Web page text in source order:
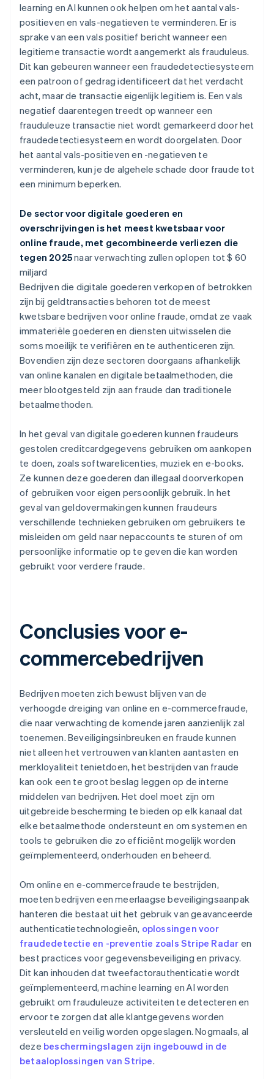
learning en AI kunnen ook helpen om het aantal vals-
positieven en vals-negatieven te verminderen. Er is
sprake van een vals positief bericht wanneer een
legitieme transactie wordt aangemerkt als frauduleus.
Dit kan gebeuren wanneer een fraudedetectiesysteem
een patroon of gedrag identificeert dat het verdacht
acht, maar de transactie eigenlijk legitiem is. Een vals
negatief daarentegen treedt op wanneer een
frauduleuze transactie niet wordt gemarkeerd door het
fraudedetectiesysteem en wordt doorgelaten. Door
het aantal vals-positieven en -negatieven te
verminderen, kun je de algehele schade door fraude tot
een minimum beperken.
De sector voor digitale goederen en
overschrijvingen is het meest kwetsbaar voor
online fraude, met gecombineerde verliezen die
tegen 2025naar verwachting zullen oplopen tot $ 60
miljard
Bedrijven die digitale goederen verkopen of betrokken
zijn bij geldtransacties behoren tot de meest
kwetsbare bedrijven voor online fraude, omdat ze vaak
immateriële goederen en diensten uitwisselen die
soms moeilijk te verifiëren en te authenticeren zijn.
Bovendien zijn deze sectoren doorgaans afhankelijk
van online kanalen en digitale betaalmethoden, die
meer blootgesteld zijn aan fraude dan traditionele
betaalmethoden.
In het geval van digitale goederen kunnen fraudeurs
gestolen creditcardgegevens gebruiken om aankopen
te doen, zoals softwarelicenties, muziek en e-books.
Ze kunnen deze goederen dan illegaal doorverkopen
of gebruiken voor eigen persoonlijk gebruik. In het
geval van geldovermakingen kunnen fraudeurs
verschillende technieken gebruiken om gebruikers te
misleiden om geld naar nepaccounts te sturen of om
persoonlijke informatie op te geven die kan worden
gebruikt voor verdere fraude.
Conclusies voor e-
commercebedrijven
Bedrijven moeten zich bewust blijven van de
verhoogde dreiging van online en e-commercefraude,
die naar verwachting de komende jaren aanzienlijk zal
toenemen. Beveiligingsinbreuken en fraude kunnen
niet alleen het vertrouwen van klanten aantasten en
merkloyaliteit tenietdoen, het bestrijden van fraude
kan ook een te groot beslag leggen op de interne
middelen van bedrijven. Het doel moet zijn om
uitgebreide bescherming te bieden op elk kanaal dat
elke betaalmethode ondersteunt en om systemen en
tools te gebruiken die zo efficiënt mogelijk worden
geïmplementeerd, onderhouden en beheerd.
Om online en e-commercefraude te bestrijden,
moeten bedrijven een meerlaagse beveiligingsaanpak
hanteren die bestaat uit het gebruik van geavanceerde
authenticatietechnologieën, oplossingen voor
fraudedetectie en -preventie zoals Stripe Radar en
best practices voor gegevensbeveiliging en privacy.
Dit kan inhouden dat tweefactorauthenticatie wordt
geïmplementeerd, machine learning en AI worden
gebruikt om frauduleuze activiteiten te detecteren en
ervoor te zorgen dat alle klantgegevens worden
versleuteld en veilig worden opgeslagen. Nogmaals, al
deze beschermingslagen zijn ingebouwd in de
betaaloplossingen van Stripe.